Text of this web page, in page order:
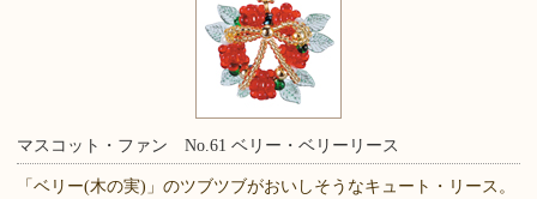
マスコット・ファン No.61 ベリー・ベリーリース
「ベリー(木の実)」のツブツブがおいしそうなキュート・リース。